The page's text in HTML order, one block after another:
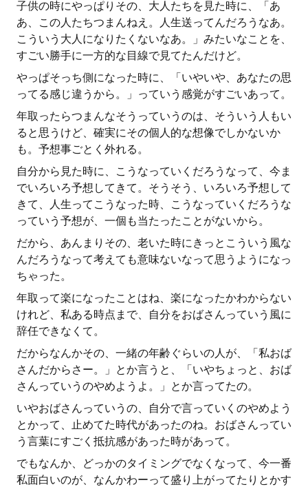
子供の時にやっぱりその、大人たちを見た時に、「あ
あ、この人たちつまんねえ。人生送ってんだろうなあ。
こういう大人になりたくないなあ。」みたいなことを、
すごい勝手に一方的な目線で見てたんだけど。
やっぱそっち側になった時に、「いやいや、あなたの思
ってる感じ違うから。」っていう感覚がすごいあって。
年取ったらつまんなそうっていうのは、そういう人もい
ると思うけど、確実にその個人的な想像でしかないか
も。予想事ごとく外れる。
自分から見た時に、こうなっていくだろうなって、今ま
でいろいろ予想してきて。そうそう、いろいろ予想して
きて、人生ってこうなった時、こうなっていくだろうな
っていう予想が、一個も当たったことがないから。
だから、あんまりその、老いた時にきっとこういう風な
んだろうなって考えても意味ないなって思うようになっ
ちゃった。
年取って楽になったことはね、楽になったかわからない
けれど、私ある時点まで、自分をおばさんっていう風に
辞任できなくて。
だからなんかその、一緒の年齢ぐらいの人が、「私おば
さんだからさー。」とか言うと、「いやちょっと、おば
さんっていうのやめようよ。」とか言ってたの。
いやおばさんっていうの、自分で言っていくのやめよう
とかって、止めてた時代があったのね。おばさんってい
う言葉にすごく抵抗感があった時があって。
でもなんか、どっかのタイミングでなくなって、今一番
私面白いのが、なんかわーって盛り上がってたりとかす